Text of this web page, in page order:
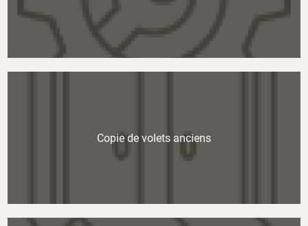
Copie de volets anciens